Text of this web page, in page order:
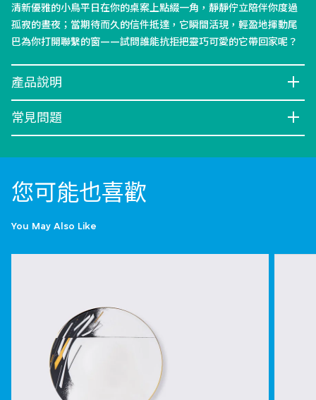
清新優雅的小鳥平日在你的桌案上點綴一角，靜靜佇立陪伴你度過
孤寂的晝夜；當期待而久的信件抵達，它瞬間活現，輕盈地揮動尾
巴為你打開聯繫的窗——試問誰能抗拒把靈巧可愛的它帶回家呢？
產品說明
常見問題
您可能也喜歡
You May Also Like